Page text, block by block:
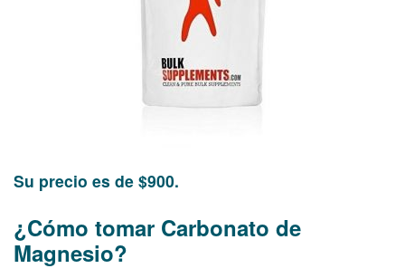
Su precio es de $900.
¿Cómo tomar Carbonato de
Magnesio?